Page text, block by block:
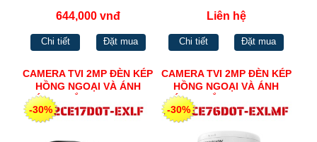
644,000 vnđ
Chi tiết Đặt mua
Liên hệ
Chi tiết Đặt mua
CAMERA TVI 2MP ĐÈN KÉP
HỒNG NGOẠI VÀ ÁNH
SÁNG TRẮNG HIKVISION
DS-2CE17D0T-EXLF
-30%
CAMERA TVI 2MP ĐÈN KÉP
HỒNG NGOẠI VÀ ÁNH
SÁNG TRẮNG HIKVISION
DS-2CE76D0T-EXLMF
-30%